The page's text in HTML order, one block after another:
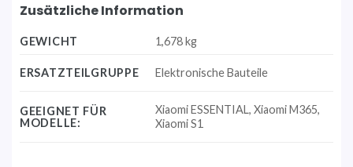
Zusätzliche Information
GEWICHT 1,678 kg
ERSATZTEILGRUPPE Elektronische Bauteile
GEEIGNET FÜR
MODELLE:
Xiaomi ESSENTIAL, Xiaomi M365,
Xiaomi S1